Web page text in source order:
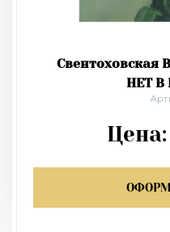
НЕТ
Цена: